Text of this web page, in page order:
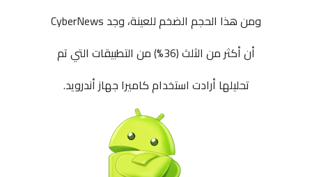
ومن هذا الحجم الضخم للعينة، وجد CyberNews
أن أكثر من الثلث (36%) من التطبيقات التي تم
تحليلها أرادت استخدام كاميرا جهاز أندرويد.